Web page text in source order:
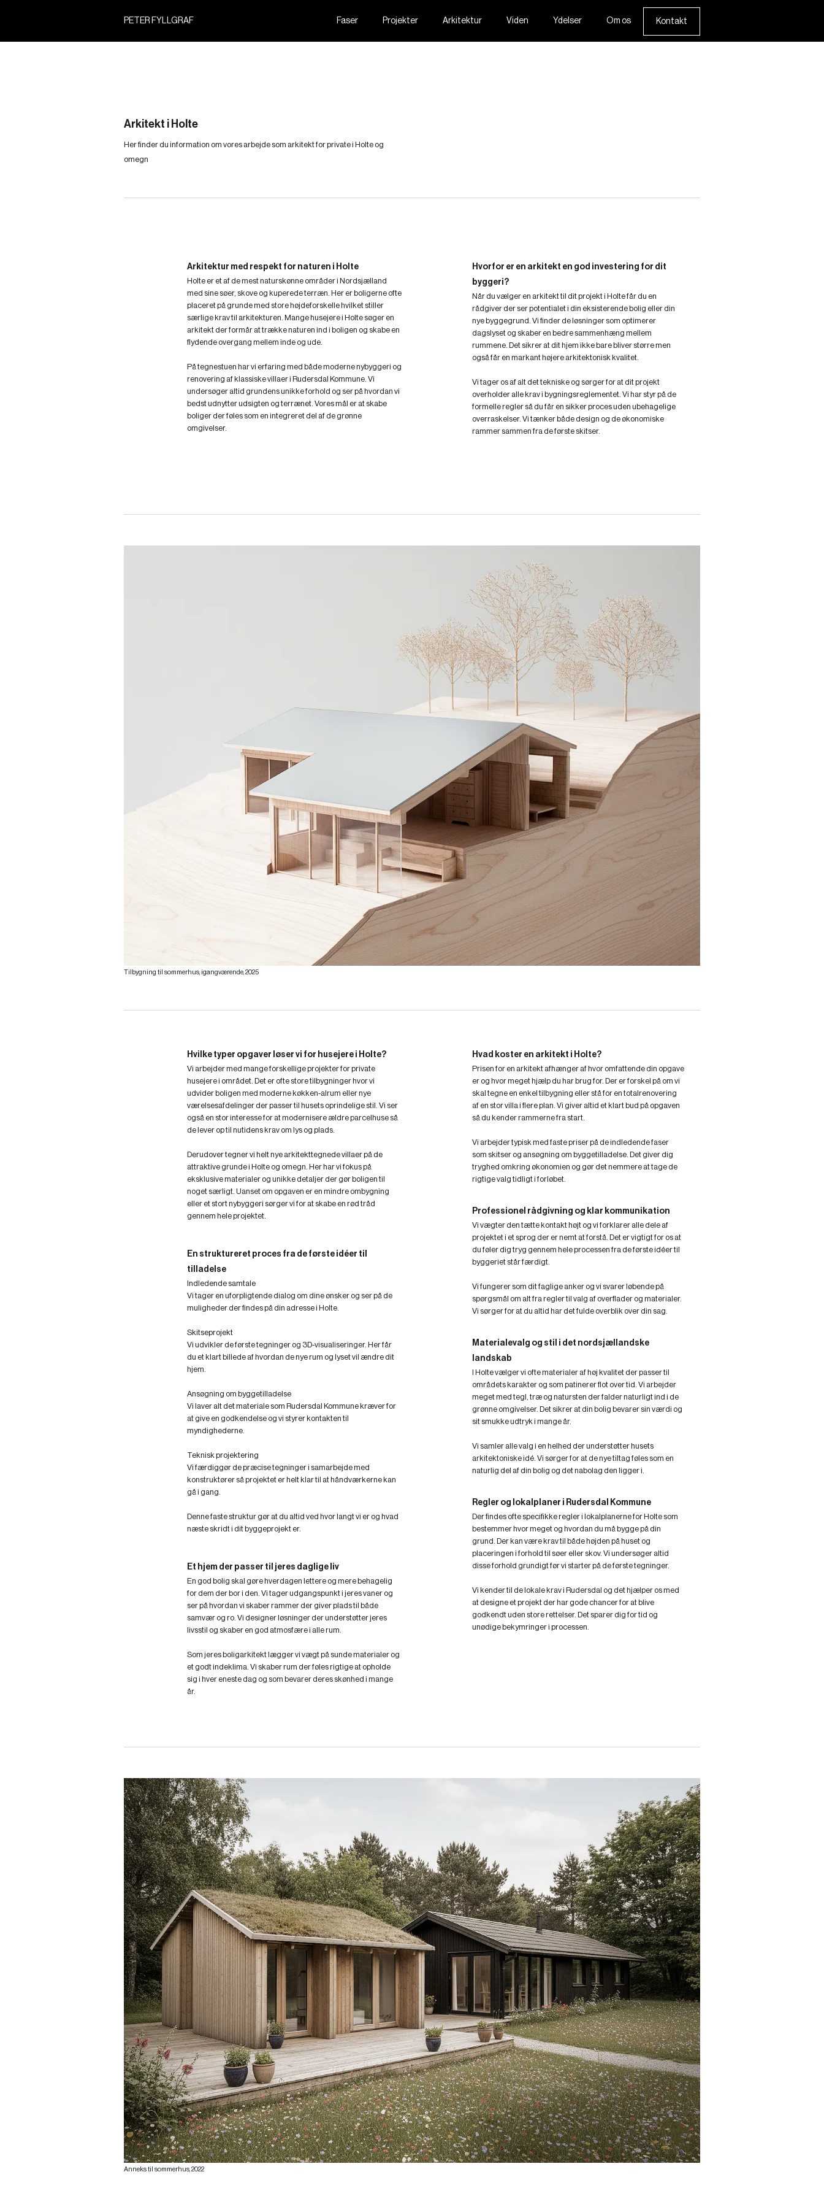
PETER FYLLGRAF Faser Projekter Arkitektur Viden Ydelser Om os Kontakt
Arkitekt i Holte
Her finder du information om vores arbejde som arkitekt for private i Holte og
omegn
Arkitektur med respekt for naturen i Holte
Holte er et af de mest naturskønne områder i Nordsjælland
med sine søer, skove og kuperede terræn. Her er boligerne ofte
placeret på grunde med store højdeforskelle hvilket stiller
særlige krav til arkitekturen. Mange husejere i Holte søger en
arkitekt der formår at trække naturen ind i boligen og skabe en
flydende overgang mellem inde og ude.
På tegnestuen har vi erfaring med både moderne nybyggeri og
renovering af klassiske villaer i Rudersdal Kommune. Vi
undersøger altid grundens unikke forhold og ser på hvordan vi
bedst udnytter udsigten og terrænet. Vores mål er at skabe
boliger der føles som en integreret del af de grønne
omgivelser.
Hvorfor er en arkitekt en god investering for dit
byggeri?
Når du vælger en arkitekt til dit projekt i Holte får du en
rådgiver der ser potentialet i din eksisterende bolig eller din
nye byggegrund. Vi finder de løsninger som optimerer
dagslyset og skaber en bedre sammenhæng mellem
rummene. Det sikrer at dit hjem ikke bare bliver større men
også får en markant højere arkitektonisk kvalitet.
Vi tager os af alt det tekniske og sørger for at dit projekt
overholder alle krav i bygningsreglementet. Vi har styr på de
formelle regler så du får en sikker proces uden ubehagelige
overraskelser. Vi tænker både design og de økonomiske
rammer sammen fra de første skitser.
Tilbygning til sommerhus, igangværende, 2025
Hvilke typer opgaver løser vi for husejere i Holte?
Vi arbejder med mange forskellige projekter for private
husejere i området. Det er ofte store tilbygninger hvor vi
udvider boligen med moderne køkken-alrum eller nye
værelsesafdelinger der passer til husets oprindelige stil. Vi ser
også en stor interesse for at modernisere ældre parcelhuse så
de lever op til nutidens krav om lys og plads.
Derudover tegner vi helt nye arkitekttegnede villaer på de
attraktive grunde i Holte og omegn. Her har vi fokus på
eksklusive materialer og unikke detaljer der gør boligen til
noget særligt. Uanset om opgaven er en mindre ombygning
eller et stort nybyggeri sørger vi for at skabe en rød tråd
gennem hele projektet.
En struktureret proces fra de første idéer til
tilladelse
Indledende samtale
Vi tager en uforpligtende dialog om dine ønsker og ser på de
muligheder der findes på din adresse i Holte.
Skitseprojekt
Vi udvikler de første tegninger og 3D-visualiseringer. Her får
du et klart billede af hvordan de nye rum og lyset vil ændre dit
hjem.
Ansøgning om byggetilladelse
Vi laver alt det materiale som Rudersdal Kommune kræver for
at give en godkendelse og vi styrer kontakten til
myndighederne.
Teknisk projektering
Vi færdiggør de præcise tegninger i samarbejde med
konstruktører så projektet er helt klar til at håndværkerne kan
gå i gang.
Denne faste struktur gør at du altid ved hvor langt vi er og hvad
næste skridt i dit byggeprojekt er.
Et hjem der passer til jeres daglige liv
En god bolig skal gøre hverdagen lettere og mere behagelig
for dem der bor i den. Vi tager udgangspunkt i jeres vaner og
ser på hvordan vi skaber rammer der giver plads til både
samvær og ro. Vi designer løsninger der understøtter jeres
livsstil og skaber en god atmosfære i alle rum.
Som jeres boligarkitekt lægger vi vægt på sunde materialer og
et godt indeklima. Vi skaber rum der føles rigtige at opholde
sig i hver eneste dag og som bevarer deres skønhed i mange
år.
Hvad koster en arkitekt i Holte?
Prisen for en arkitekt afhænger af hvor omfattende din opgave
er og hvor meget hjælp du har brug for. Der er forskel på om vi
skal tegne en enkel tilbygning eller stå for en totalrenovering
af en stor villa i flere plan. Vi giver altid et klart bud på opgaven
så du kender rammerne fra start.
Vi arbejder typisk med faste priser på de indledende faser
som skitser og ansøgning om byggetilladelse. Det giver dig
tryghed omkring økonomien og gør det nemmere at tage de
rigtige valg tidligt i forløbet.
Professionel rådgivning og klar kommunikation
Vi vægter den tætte kontakt højt og vi forklarer alle dele af
projektet i et sprog der er nemt at forstå. Det er vigtigt for os at
du føler dig tryg gennem hele processen fra de første idéer til
byggeriet står færdigt.
Vi fungerer som dit faglige anker og vi svarer løbende på
spørgsmål om alt fra regler til valg af overflader og materialer.
Vi sørger for at du altid har det fulde overblik over din sag.
Materialevalg og stil i det nordsjællandske
landskab
I Holte vælger vi ofte materialer af høj kvalitet der passer til
områdets karakter og som patinerer flot over tid. Vi arbejder
meget med tegl, træ og natursten der falder naturligt ind i de
grønne omgivelser. Det sikrer at din bolig bevarer sin værdi og
sit smukke udtryk i mange år.
Vi samler alle valg i en helhed der understøtter husets
arkitektoniske idé. Vi sørger for at de nye tiltag føles som en
naturlig del af din bolig og det nabolag den ligger i.
Regler og lokalplaner i Rudersdal Kommune
Der findes ofte specifikke regler i lokalplanerne for Holte som
bestemmer hvor meget og hvordan du må bygge på din
grund. Der kan være krav til både højden på huset og
placeringen i forhold til søer eller skov. Vi undersøger altid
disse forhold grundigt før vi starter på de første tegninger.
Vi kender til de lokale krav i Rudersdal og det hjælper os med
at designe et projekt der har gode chancer for at blive
godkendt uden store rettelser. Det sparer dig for tid og
unødige bekymringer i processen.
Anneks til sommerhus, 2022